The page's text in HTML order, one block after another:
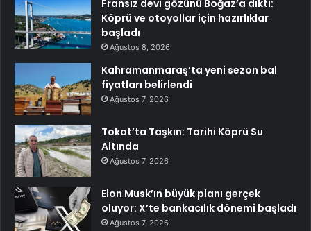
Fransız devi gözünü Boğaz’a dikti:
Köprü ve otoyollar için hazırlıklar
başladı
Ağustos 8, 2026
Kahramanmaraş’ta yeni sezon bal
fiyatları belirlendi
Ağustos 7, 2026
Tokat’ta Taşkın: Tarihi Köprü Su
Altında
Ağustos 7, 2026
Elon Musk’ın büyük planı gerçek
oluyor: X’te bankacılık dönemi başladı
Ağustos 7, 2026